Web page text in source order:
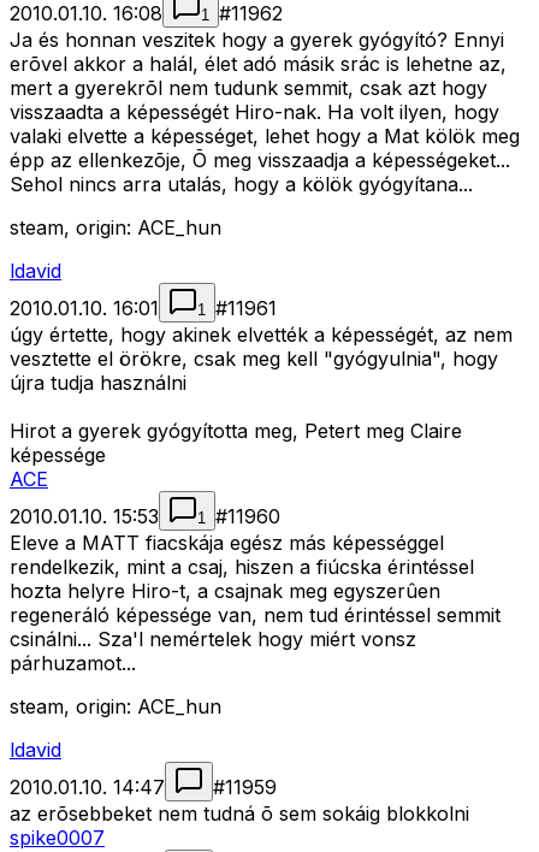
2010.01.10. 16:08
1 #11962
Ja és honnan veszitek hogy a gyerek gyógyító? Ennyi
erõvel akkor a halál, élet adó másik srác is lehetne az,
mert a gyerekrõl nem tudunk semmit, csak azt hogy
visszaadta a képességét Hiro-nak. Ha volt ilyen, hogy
valaki elvette a képességet, lehet hogy a Mat kölök meg
épp az ellenkezõje, Õ meg visszaadja a képességeket...
Sehol nincs arra utalás, hogy a kölök gyógyítana...
steam, origin: ACE_hun
ldavid
2010.01.10. 16:01
1 #11961
úgy értette, hogy akinek elvették a képességét, az nem
vesztette el örökre, csak meg kell "gyógyulnia", hogy
újra tudja használni
Hirot a gyerek gyógyította meg, Petert meg Claire
képessége
ACE
2010.01.10. 15:53
1 #11960
Eleve a MATT fiacskája egész más képességgel
rendelkezik, mint a csaj, hiszen a fiúcska érintéssel
hozta helyre Hiro-t, a csajnak meg egyszerûen
regeneráló képessége van, nem tud érintéssel semmit
csinálni... Sza'l nemértelek hogy miért vonsz
párhuzamot...
steam, origin: ACE_hun
ldavid
2010.01.10. 14:47
#11959
az erõsebbeket nem tudná õ sem sokáig blokkolni
spike0007